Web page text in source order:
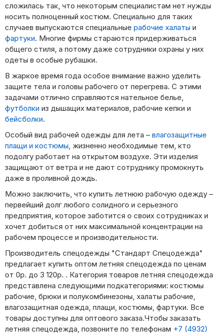
сложилась так, что некоторым специалистам нет нужды
носить полноценный костюм. Специально для таких
случаев выпускаются специальные рабочие халаты и
фартуки. Многие фирмы стараются придерживаться
общего стиля, а потому даже сотрудники охраны у них
одеты в особые рубашки.
В жаркое время года особое внимание важно уделить
защите тела и головы рабочего от перегрева. С этими
задачами отлично справляются нательное белье,
футболки из дышащих материалов, рабочие кепки и
бейсболки.
Особый вид рабочей одежды для лета – влагозащитные
плащи и костюмы, жизненно необходимые тем, кто
подолгу работает на открытом воздухе. Эти изделия
защищают от ветра и не дают сотруднику промокнуть
даже в проливной дождь.
Можно заключить, что купить летнюю рабочую одежду –
первейший долг любого солидного и серьезного
предприятия, которое заботится о своих сотрудниках и
хочет добиться от них максимальной концентрации на
рабочем процессе и производительности.
Производитель спецодежды "Стандарт Спецодежда"
предлагает купить оптом летняя спецодежда по ценам
от 0р. до 3 120р. . Категория товаров летняя спецодежда
представлена следующими подкатегориями: костюмы
рабочие, брюки и полукомбинезоны, халаты рабочие,
влагозащитная одежда, плащи, костюмы, фартуки. Все
товары доступны для оптового заказа.Чтобы заказать
летняя спецодежда, позвоните по телефонам +7 (4932)